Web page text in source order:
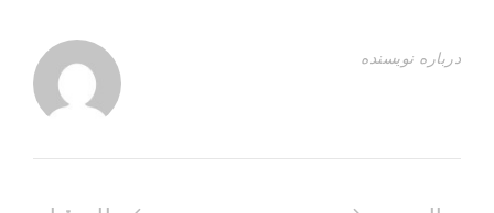
درباره نویسنده